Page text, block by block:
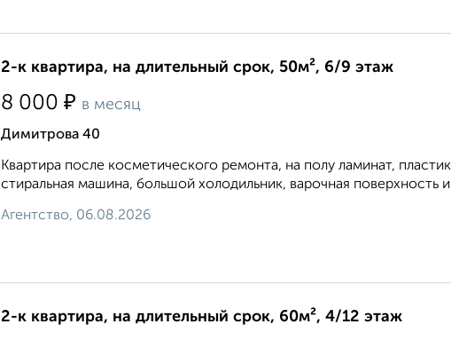
2-к квартира, на длительный срок, 50м², 6/9 этаж
8 000 ₽ в месяц
Димитрова 40
Квартира после косметического ремонта, на полу ламинат,
стиральная машина, большой холодильник, варочная поверхность
Агентство, 06.08.2026
2-к квартира, на длительный срок, 60м², 4/12 этаж